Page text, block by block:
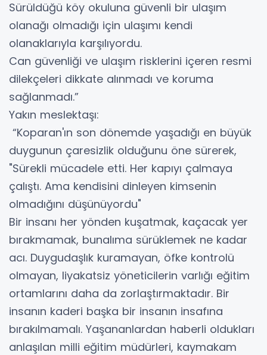
Sürüldüğü köy okuluna güvenli bir ulaşım
olanağı olmadığı için ulaşımı kendi
olanaklarıyla karşılıyordu.
Can güvenliği ve ulaşım risklerini içeren resmi
dilekçeleri dikkate alınmadı ve koruma
sağlanmadı.”
Yakın meslektaşı:
“Koparan'ın son dönemde yaşadığı en büyük
duygunun çaresizlik olduğunu öne sürerek,
"Sürekli mücadele etti. Her kapıyı çalmaya
çalıştı. Ama kendisini dinleyen kimsenin
olmadığını düşünüyordu"
Bir insanı her yönden kuşatmak, kaçacak yer
bırakmamak, bunalıma sürüklemek ne kadar
acı. Duygudaşlık kuramayan, öfke kontrolü
olmayan, liyakatsiz yöneticilerin varlığı eğitim
ortamlarını daha da zorlaştırmaktadır. Bir
insanın kaderi başka bir insanın insafına
bırakılmamalı. Yaşananlardan haberli oldukları
anlaşılan milli eğitim müdürleri, kaymakam